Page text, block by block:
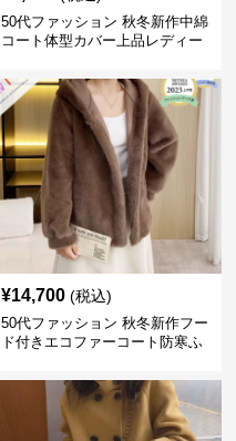
50代ファッション 秋冬新作中綿
コート体型カバー上品レディー
¥14,700 (税込)
50代ファッション 秋冬新作フー
ド付きエコファーコート防寒ふ